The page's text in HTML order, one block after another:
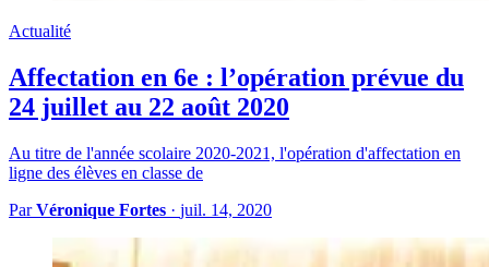
Actualité
Affectation en 6e : l’opération prévue du
24 juillet au 22 août 2020
Au titre de l'année scolaire 2020-2021, l'opération d'affectation en
ligne des élèves en classe de
ParVéronique Fortes · juil. 14, 2020